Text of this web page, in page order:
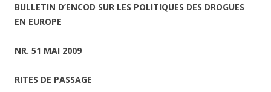
BULLETIN D’ENCOD SUR LES POLITIQUES DES DROGUES
EN EUROPE
NR. 51 MAI 2009
RITES DE PASSAGE